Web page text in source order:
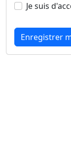
Je suis
Enregistrer